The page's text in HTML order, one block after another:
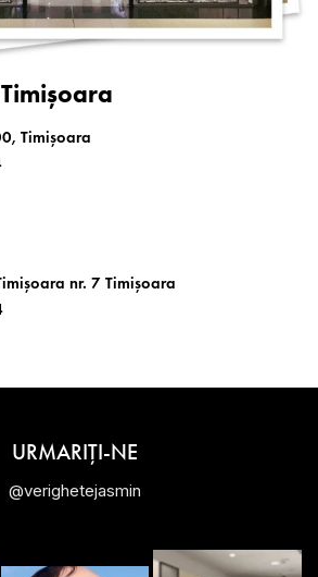
Timișoara
nr. 7 Timișoara
URMARIȚI-NE
@verighetejasmin